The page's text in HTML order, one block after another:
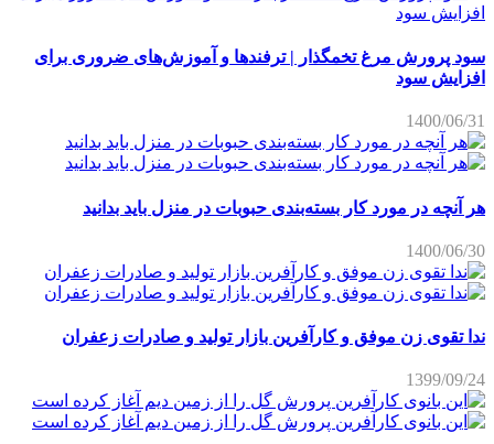
سود پرورش مرغ تخمگذار | ترفندها و آموزش‌های ضروری برای
افزایش سود
1400/06/31
هر آنچه در مورد کار بسته‌بندی حبوبات در منزل باید بدانید
1400/06/30
ندا تقوی زن موفق و کارآفرین بازار تولید و صادرات زعفران
1399/09/24